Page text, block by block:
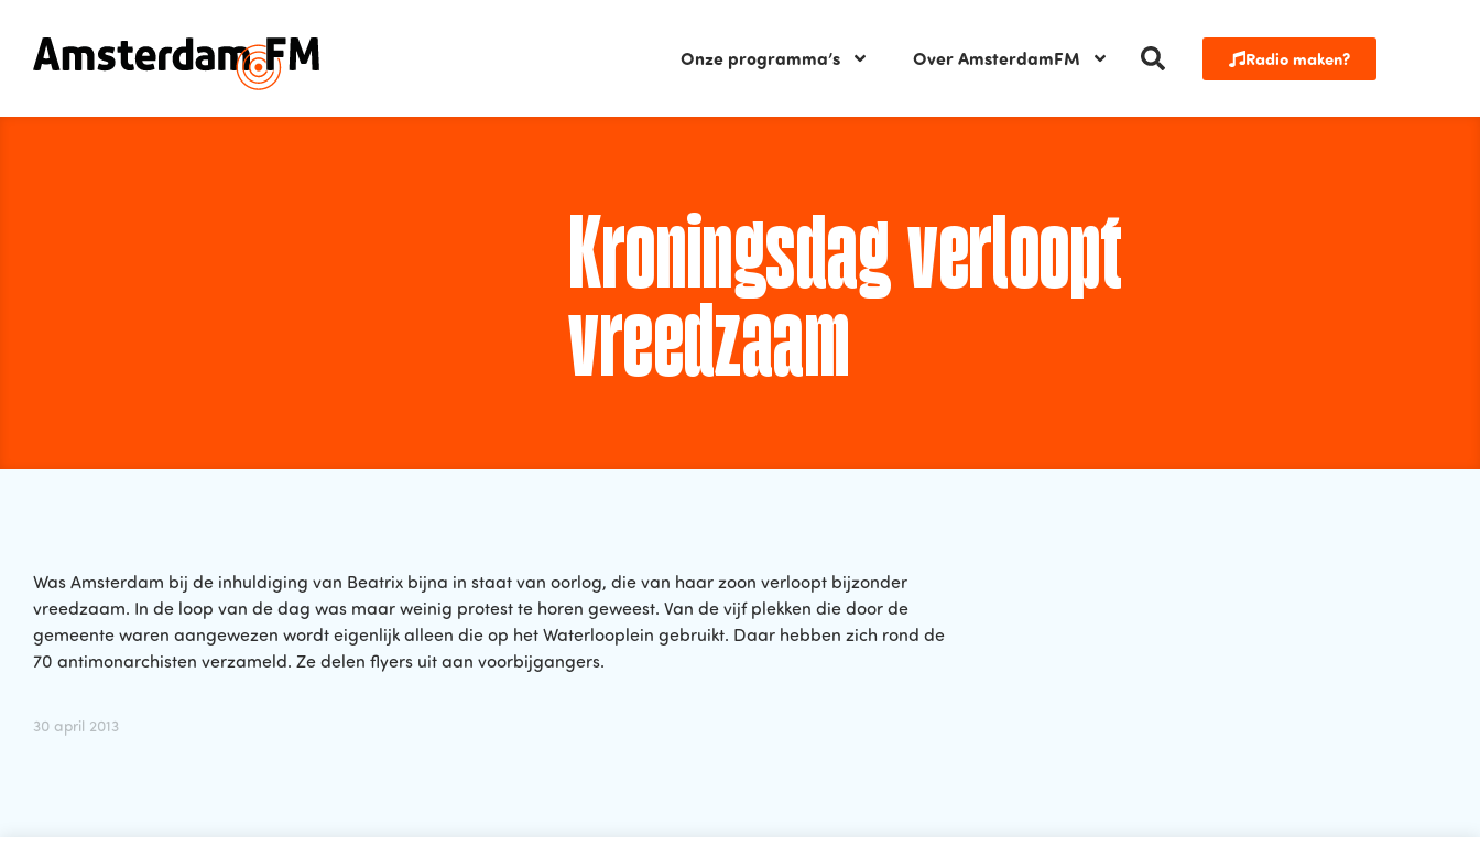
Onze programma’s Over AmsterdamFM Radio maken?
Kroningsdag verloopt
vreedzaam
Was Amsterdam bij de inhuldiging van Beatrix bijna in staat van oorlog, die van haar zoon verloopt bijzonder
vreedzaam. In de loop van de dag was maar weinig protest te horen geweest. Van de vijf plekken die door de
gemeente waren aangewezen wordt eigenlijk alleen die op het Waterlooplein gebruikt. Daar hebben zich rond de
70 antimonarchisten verzameld. Ze delen flyers uit aan voorbijgangers.
30 april 2013